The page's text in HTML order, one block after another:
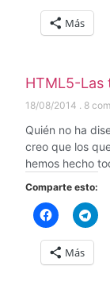
Más
HTML5-Las
18/08/2014 8
Quién no ha
creo que los
hemos hecho
Comparte esto:
Más